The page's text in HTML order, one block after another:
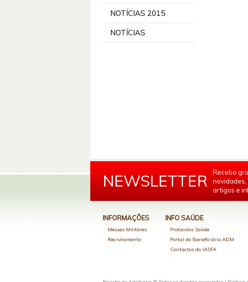
NOTÍCIAS 2015
NOTÍCIAS
NEWSLETTER
Receba
novidades,
artigos e
INFORMAÇÕES
Messes Militares
Recrutamento
INFO SAÚDE
Protocolos Saúde
Portal do Beneficiário ADM
Contactos do IASFA